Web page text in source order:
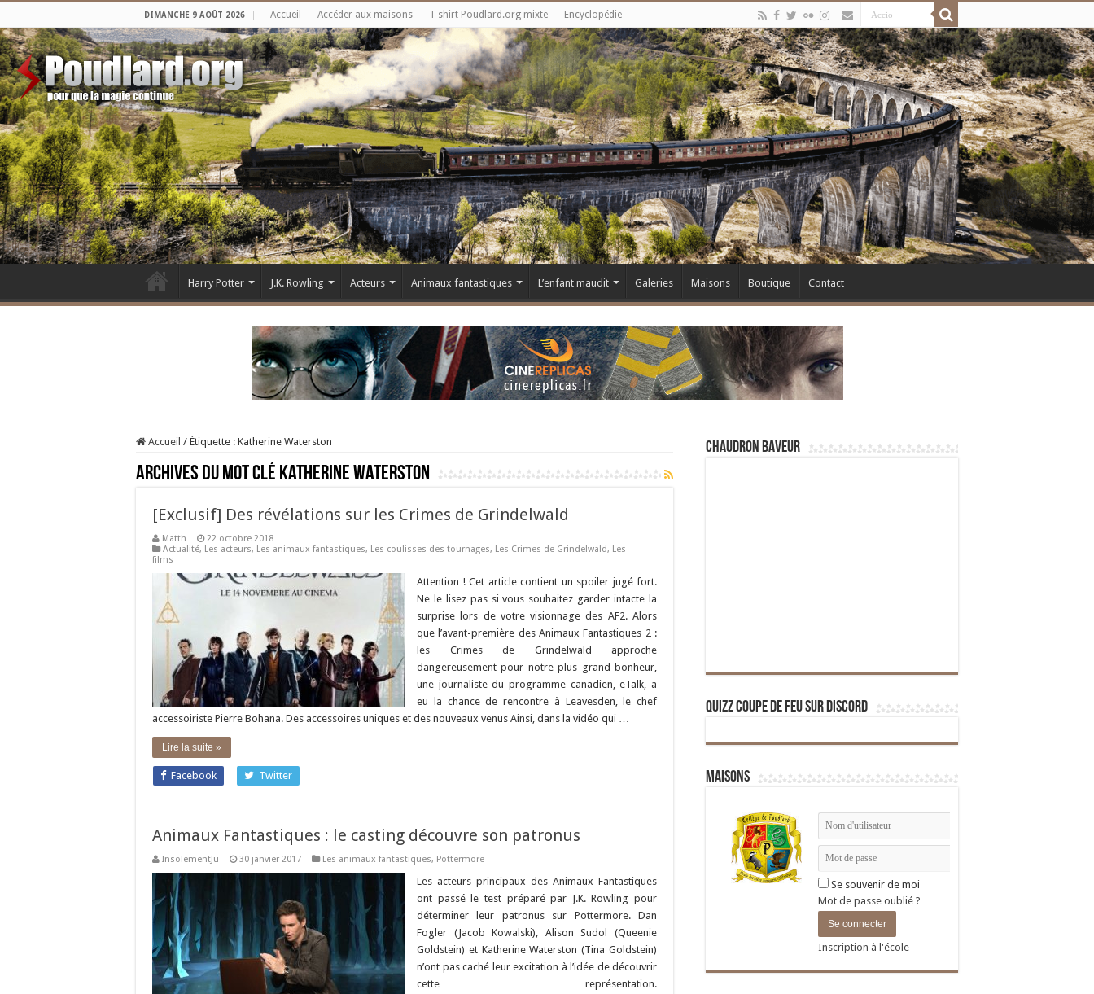
DIMANCHE 9 AOÛT 2026 Accueil Accéder aux maisons T-shirt Poudlard.org mixte Encyclopédie
Harry Potter J.K. Rowling Acteurs Animaux fantastiques L’enfant maudit Galeries Maisons Boutique Contact
Accueil / Étiquette : Katherine Waterston
Archives du mot clé Katherine Waterston
[Exclusif] Des révélations sur les Crimes de Grindelwald
Matth
22 octobre 2018
Actualité, Les acteurs, Les animaux fantastiques, Les coulisses des tournages, Les Crimes de Grindelwald, Les
films
Attention ! Cet article contient un spoiler jugé fort.
Ne le lisez pas si vous souhaitez garder intacte la
surprise lors de votre visionnage des AF2. Alors
que l’avant-première des Animaux Fantastiques 2 :
les Crimes de Grindelwald approche
dangereusement pour notre plus grand bonheur,
une journaliste du programme canadien, eTalk, a
eu la chance de rencontre à Leavesden, le chef
accessoiriste Pierre Bohana. Des accessoires uniques et des nouveaux venus Ainsi, dans la vidéo qui …
Lire la suite »
Facebook Twitter
Animaux Fantastiques : le casting découvre son patronus
InsolementJu 30 janvier 2017 Les animaux fantastiques, Pottermore
Les acteurs principaux des Animaux Fantastiques
ont passé le test préparé par J.K. Rowling pour
déterminer leur patronus sur Pottermore. Dan
Fogler (Jacob Kowalski), Alison Sudol (Queenie
Goldstein) et Katherine Waterston (Tina Goldstein)
n’ont pas caché leur excitation à l’idée de découvrir
cette représentation.
Chaudron Baveur
Quizz Coupe de Feu sur Discord
Maisons
Se souvenir de moi
Mot de passe oublié ?
Inscription à l'école